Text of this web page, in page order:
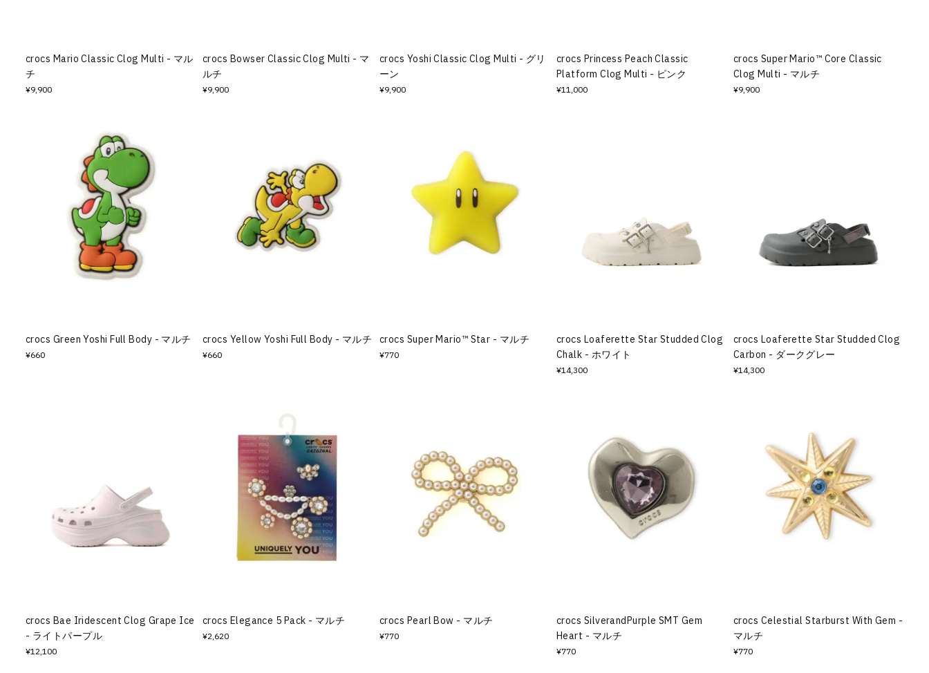
crocs Mario Classic Clog Multi - マル
チ
¥9,900
crocs Bowser Classic Clog Multi - マ
ルチ
¥9,900
crocs Yoshi Classic Clog Multi - グリ
ーン
¥9,900
crocs Princess Peach Classic
Platform Clog Multi - ピンク
¥11,000
crocs Super Mario™ Core Classic
Clog Multi - マルチ
¥9,900
crocs Green Yoshi Full Body - マルチ
¥660
crocs Yellow Yoshi Full Body - マルチ
¥660
crocs Super Mario™ Star - マルチ
¥770
crocs Loaferette Star Studded Clog
Chalk - ホワイト
¥14,300
crocs Loaferette Star Studded Clog
Carbon - ダークグレー
¥14,300
crocs Bae Iridescent Clog Grape Ice
- ライトパープル
¥12,100
crocs Elegance 5 Pack - マルチ
¥2,620
crocs Pearl Bow - マルチ
¥770
crocs SilverandPurple SMT Gem
Heart - マルチ
¥770
crocs Celestial Starburst With Gem -
マルチ
¥770